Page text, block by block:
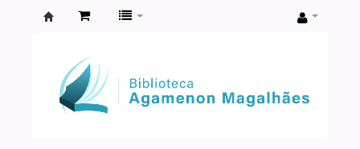
Agamenon
Magalhães